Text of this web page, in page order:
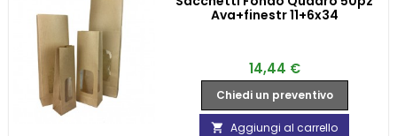
Ava+finestr 11+6x34
Prezzo
14,44 €
Chiedi un preventivo
 Aggiungi al carrello